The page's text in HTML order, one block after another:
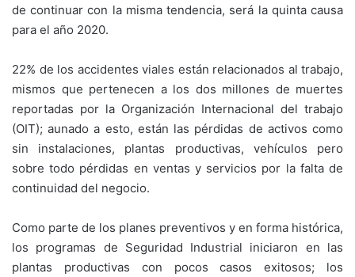
de continuar con la misma tendencia, será la quinta causa
para el año 2020.
22% de los accidentes viales están relacionados al trabajo,
mismos que pertenecen a los dos millones de muertes
reportadas por la Organización Internacional del trabajo
(OIT); aunado a esto, están las pérdidas de activos como
sin instalaciones, plantas productivas, vehículos pero
sobre todo pérdidas en ventas y servicios por la falta de
continuidad del negocio.
Como parte de los planes preventivos y en forma histórica,
los programas de Seguridad Industrial iniciaron en las
plantas productivas con pocos casos exitosos; los